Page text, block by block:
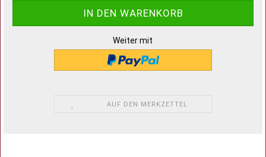
Weiter mit
AUF DEN MERKZETTEL